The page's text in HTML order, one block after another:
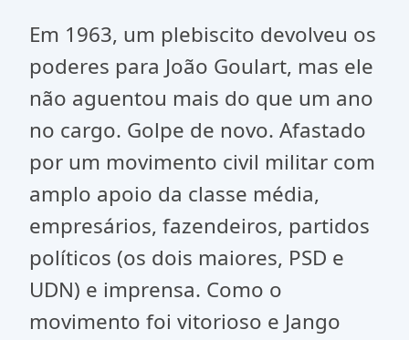
Em 1963, um plebiscito devolveu os
poderes para João Goulart, mas ele
não aguentou mais do que um ano
no cargo. Golpe de novo. Afastado
por um movimento civil militar com
amplo apoio da classe média,
empresários, fazendeiros, partidos
políticos (os dois maiores, PSD e
UDN) e imprensa. Como o
movimento foi vitorioso e Jango